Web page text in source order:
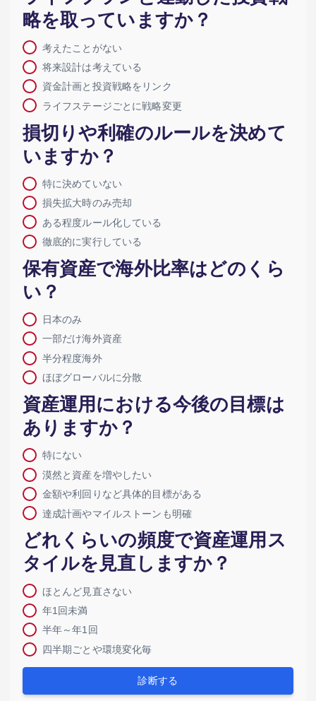
略を取っていますか？
考えたことがない
将来設計は考えている
資金計画と投資戦略をリンク
ライフステージごとに戦略変更
損切りや利確のルールを決めて
いますか？
特に決めていない
損失拡大時のみ売却
ある程度ルール化している
徹底的に実行している
保有資産で海外比率はどのくら
い？
日本のみ
一部だけ海外資産
半分程度海外
ほぼグローバルに分散
資産運用における今後の目標は
ありますか？
特にない
漠然と資産を増やしたい
金額や利回りなど具体的目標がある
達成計画やマイルストーンも明確
どれくらいの頻度で資産運用ス
タイルを見直しますか？
ほとんど見直さない
年1回未満
半年～年1回
四半期ごとや環境変化毎
診断する